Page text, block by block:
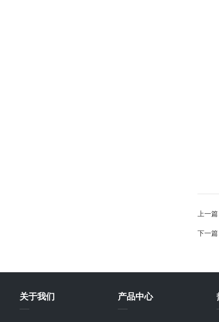
上一
下一
关于我们 产品中心